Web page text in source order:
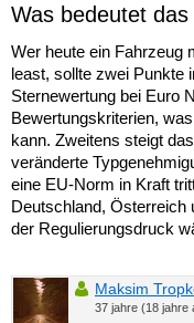
Was bedeutet
Wer heute ein Fahrzeug
least, sollte zwei Punkte
Sternewertung bei Euro
Bewertungskriterien,
kann. Zweitens steigt
veränderte
eine EU-Norm in Kraft
Deutschland, Österreich
der Regulierungsdruck
Maksim
37 jahre (18 jahre